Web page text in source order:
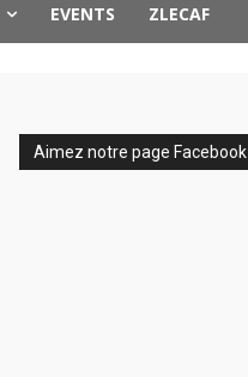
EVENTS ZLECAF
Aimez notre page Facebook